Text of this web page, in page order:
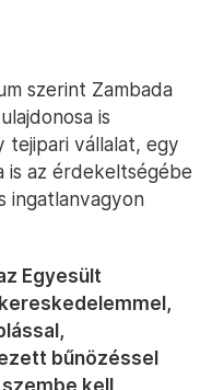
szerint Zambada
is
tejipari vállalat, egy
is az érdekeltségébe
ingatlanvagyon
Egyesült
bűnözéssel
kell